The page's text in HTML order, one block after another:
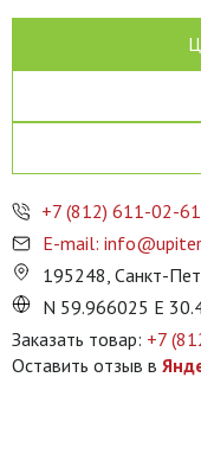
+7 (812) 611-02-61
E-mail:
195248, Санкт-
N 59.966025 E
Заказать товар: +7
Оставить отзыв в